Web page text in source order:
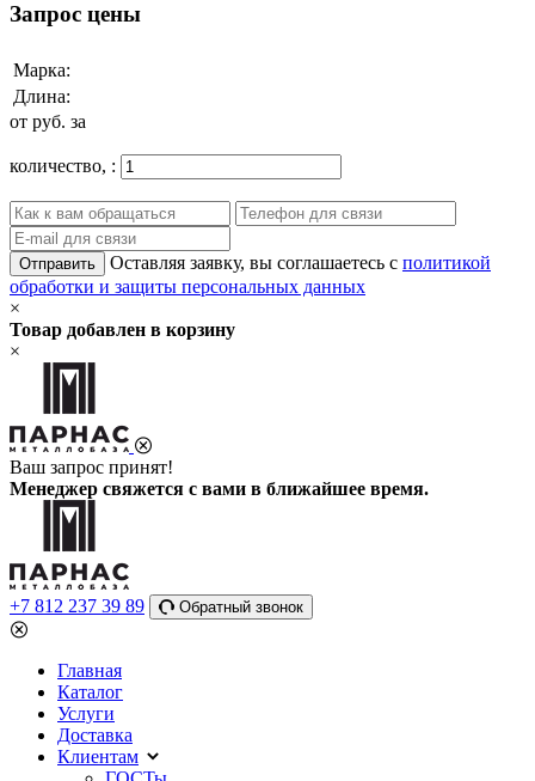
Запрос цены
Марка:
Длина:
от руб. за
количество, :
Отправить Оставляя заявку, вы соглашаетесь с политикой
обработки и защиты персональных данных
×
Товар добавлен в корзину
×
Ваш запрос принят!
Менеджер свяжется с вами в ближайшее время.
+7 812 237 39 89 Обратный звонок
Главная
Каталог
Услуги
Доставка
Клиентам